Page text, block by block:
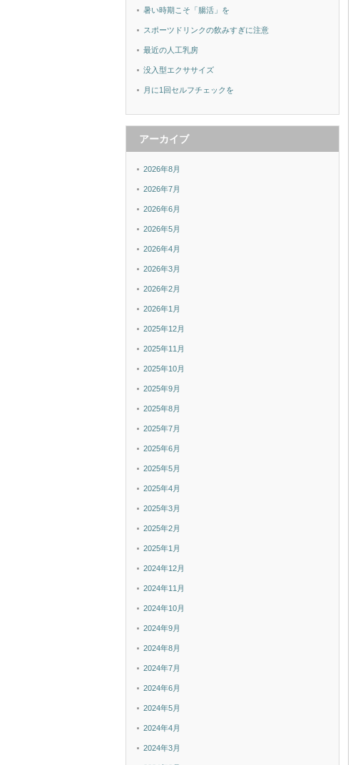
暑い時期こそ「腸活」を
スポーツドリンクの飲みすぎに注意
最近の人工乳房
没入型エクササイズ
月に1回セルフチェックを
アーカイブ
2026年8月
2026年7月
2026年6月
2026年5月
2026年4月
2026年3月
2026年2月
2026年1月
2025年12月
2025年11月
2025年10月
2025年9月
2025年8月
2025年7月
2025年6月
2025年5月
2025年4月
2025年3月
2025年2月
2025年1月
2024年12月
2024年11月
2024年10月
2024年9月
2024年8月
2024年7月
2024年6月
2024年5月
2024年4月
2024年3月